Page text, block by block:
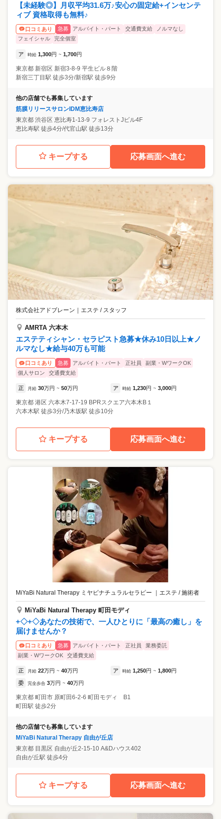
【未経験◎】月収平均31.6万♪安心の固定給+インセンテ
ィブ 資格取得も無料♪
口コミあり 急募 アルバイト・パート 交通費支給
ノルマなし
フェイシャル
完全個室
ア 時給 1,300円 ~ 1,700円
東京都 新宿区 新宿3-8-9 平生ビル８階
新宿三丁目駅 徒歩3分/新宿駅 徒歩9分
他の店舗でも募集しています
筋膜リリースサロンIDM恵比寿店
東京都 渋谷区 恵比寿1-13-9 フォレストJビル4F
恵比寿駅 徒歩4分/代官山駅 徒歩13分
キープする 応募画面へ進む
株式会社アドブレーン エステ / スタッフ
AMRTA 六本木
エステティシャン・セラピスト急募★休み10日以上★ノ
ルマなし★給与40万も可能
口コミあり 急募 アルバイト・パート 正社員
副業・WワークOK
個人サロン
交通費支給
正 月給 30万円 ~ 50万円 ア 時給 1,230円 ~ 3,000円
東京都 港区 六本木7-17-19 BPRスクエア六本木B１
六本木駅 徒歩3分/乃木坂駅 徒歩10分
キープする 応募画面へ進む
MiYaBi Natural Therapy ミヤビナチュラルセラピー エステ / 施術者
MiYaBi Natural Therapy 町田モディ
+◇+◇あなたの技術で、一人ひとりに「最高の癒し」を
届けませんか？
口コミあり 急募 アルバイト・パート 正社員
業務委託
副業・WワークOK
交通費支給
正 月給 22万円 ~ 40万円 ア 時給 1,250円 ~ 1,800円
委 完全歩合 3万円 ~ 40万円
東京都 町田市 原町田6-2-6 町田モディ B1
町田駅 徒歩2分
他の店舗でも募集しています
MiYaBi Natural Therapy 自由が丘店
東京都 目黒区 自由が丘2-15-10 A&Dハウス402
自由が丘駅 徒歩4分
キープする 応募画面へ進む